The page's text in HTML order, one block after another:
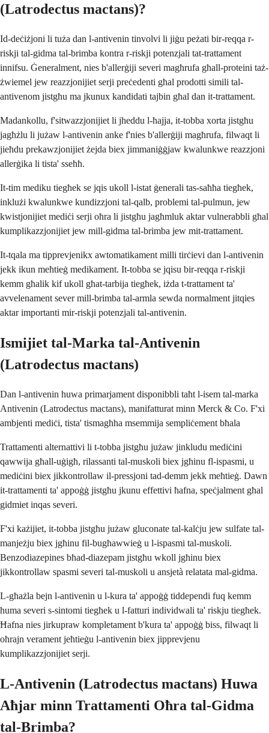
(Latrodectus mactans)?
Id-deċiżjoni li tuża dan l-antivenin tinvolvi li jiġu peżati bir-reqqa r-
riskji tal-gidma tal-brimba kontra r-riskji potenzjali tat-trattament
innifsu. Ġeneralment, nies b'allerġiji severi magħrufa għall-proteini taż-
żwiemel jew reazzjonijiet serji preċedenti għal prodotti simili tal-
antivenom jistgħu ma jkunux kandidati tajbin għal dan it-trattament.
Madankollu, f'sitwazzjonijiet li jheddu l-ħajja, it-tobba xorta jistgħu
jagħżlu li jużaw l-antivenin anke f'nies b'allerġiji magħrufa, filwaqt li
jieħdu prekawzjonijiet żejda biex jimmaniġġjaw kwalunkwe reazzjoni
allerġika li tista' sseħħ.
It-tim mediku tiegħek se jqis ukoll l-istat ġenerali tas-saħħa tiegħek,
inklużi kwalunkwe kundizzjoni tal-qalb, problemi tal-pulmun, jew
kwistjonijiet mediċi serji oħra li jistgħu jagħmluk aktar vulnerabbli għal
kumplikazzjonijiet jew mill-gidma tal-brimba jew mit-trattament.
It-tqala ma tipprevjenikx awtomatikament milli tirċievi dan l-antivenin
jekk ikun meħtieġ medikament. It-tobba se jqisu bir-reqqa r-riskji
kemm għalik kif ukoll għat-tarbija tiegħek, iżda t-trattament ta'
avvelenament sever mill-brimba tal-armla sewda normalment jitqies
aktar importanti mir-riskji potenzjali tal-antivenin.
Ismijiet tal-Marka tal-Antivenin
(Latrodectus mactans)
Dan l-antivenin huwa primarjament disponibbli taħt l-isem tal-marka
Antivenin (Latrodectus mactans), manifatturat minn Merck & Co. F'xi
ambjenti mediċi, tista' tismagħha msemmija sempliċement bħala
Trattamenti alternattivi li t-tobba jistgħu jużaw jinkludu mediċini
qawwija għall-uġigħ, rilassanti tal-muskoli biex jgħinu fl-ispasmi, u
mediċini biex jikkontrollaw il-pressjoni tad-demm jekk meħtieġ. Dawn
it-trattamenti ta' appoġġ jistgħu jkunu effettivi ħafna, speċjalment għal
gidmiet inqas severi.
F'xi każijiet, it-tobba jistgħu jużaw gluconate tal-kalċju jew sulfate tal-
manjeżju biex jgħinu fil-bugħawwieġ u l-ispasmi tal-muskoli.
Benzodiazepines bħad-diazepam jistgħu wkoll jgħinu biex
jikkontrollaw spasmi severi tal-muskoli u ansjetà relatata mal-gidma.
L-għażla bejn l-antivenin u l-kura ta' appoġġ tiddependi fuq kemm
huma severi s-sintomi tiegħek u l-fatturi individwali ta' riskju tiegħek.
Ħafna nies jirkupraw kompletament b'kura ta' appoġġ biss, filwaqt li
oħrajn verament jeħtieġu l-antivenin biex jipprevjenu
kumplikazzjonijiet serji.
L-Antivenin (Latrodectus mactans) Huwa
Aħjar minn Trattamenti Oħra tal-Gidma
tal-Brimba?